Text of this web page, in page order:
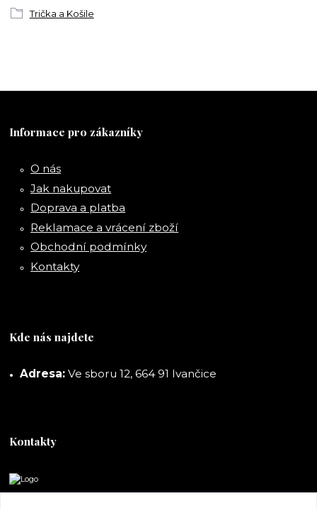
Trička a Košile
Informace pro zákazníky
O nás
Jak nakupovat
Doprava a platba
Reklamace a vrácení zboží
Obchodní podmínky
Kontakty
Kde nás najdete
Adresa: Ve sboru 12, 664 91 Ivančice
Kontakty